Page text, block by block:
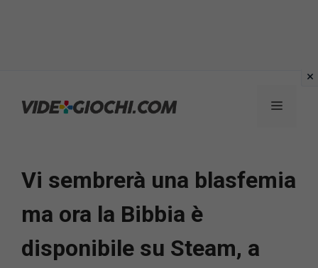
Menu
Vi sembrerà una blasfemia
ma ora la Bibbia è
disponibile su Steam, a